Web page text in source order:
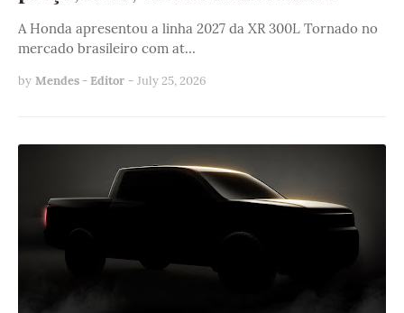
A Honda apresentou a linha 2027 da XR 300L Tornado no
mercado brasileiro com at…
by Mendes - Editor - July 25, 2026